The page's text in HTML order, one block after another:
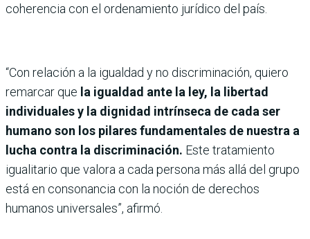
coherencia con el ordenamiento jurídico del país.
“Con relación a la igualdad y no discriminación, quiero
remarcar que la igualdad ante la ley, la libertad
individuales y la dignidad intrínseca de cada ser
humano son los pilares fundamentales de nuestra a
lucha contra la discriminación. Este tratamiento
igualitario que valora a cada persona más allá del grupo
está en consonancia con la noción de derechos
humanos universales”, afirmó.